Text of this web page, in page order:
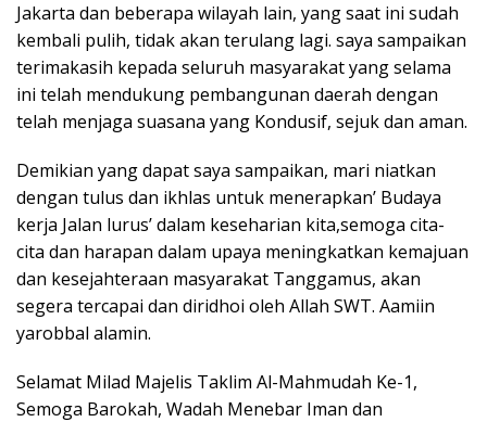
Jakarta dan beberapa wilayah lain, yang saat ini sudah
kembali pulih, tidak akan terulang lagi. saya sampaikan
terimakasih kepada seluruh masyarakat yang selama
ini telah mendukung pembangunan daerah dengan
telah menjaga suasana yang Kondusif, sejuk dan aman.
Demikian yang dapat saya sampaikan, mari niatkan
dengan tulus dan ikhlas untuk menerapkan’ Budaya
kerja Jalan lurus’ dalam keseharian kita,semoga cita-
cita dan harapan dalam upaya meningkatkan kemajuan
dan kesejahteraan masyarakat Tanggamus, akan
segera tercapai dan diridhoi oleh Allah SWT. Aamiin
yarobbal alamin.
Selamat Milad Majelis Taklim Al-Mahmudah Ke-1,
Semoga Barokah, Wadah Menebar Iman dan